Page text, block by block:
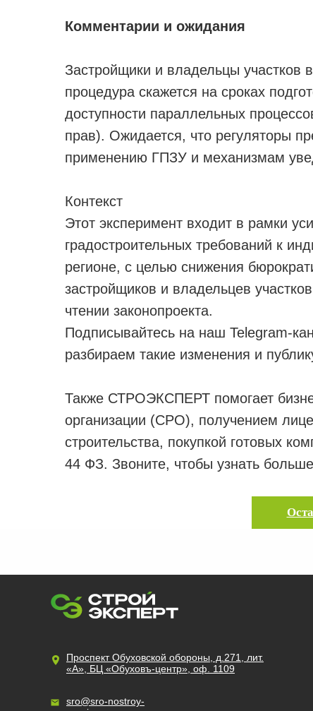
Комментарии и ожидания
Застройщики и владельцы участков
процедура скажется на сроках
доступности параллельных
прав). Ожидается, что регуляторы
применению ГПЗУ и механизмам
Контекст
Этот эксперимент входит в рамки
градостроительных требований к
регионе, с целью снижения
застройщиков и владельцев
чтении законопроекта.
Подписывайтесь на наш Telegram-
разбираем такие изменения и
Также СТРОЭКСПЕРТ помогает
организации (СРО), получением
строительства, покупкой готовых
44 ФЗ. Звоните, чтобы узнать
sro@sro-nostroy-
Проспект Обуховской обороны, д.271, лит.
«А», БЦ «Обуховъ-центр», оф. 1109